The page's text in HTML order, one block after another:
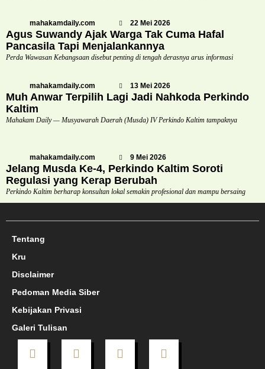
mahakamdaily.com 22 Mei 2026
Agus Suwandy Ajak Warga Tak Cuma Hafal
Pancasila Tapi Menjalankannya
Perda Wawasan Kebangsaan disebut penting di tengah derasnya arus informasi
mahakamdaily.com 13 Mei 2026
Muh Anwar Terpilih Lagi Jadi Nahkoda Perkindo
Kaltim
Mahakam Daily — Musyawarah Daerah (Musda) IV Perkindo Kaltim tampaknya
mahakamdaily.com 9 Mei 2026
Jelang Musda Ke-4, Perkindo Kaltim Soroti
Regulasi yang Kerap Berubah
Perkindo Kaltim berharap konsultan lokal semakin profesional dan mampu bersaing
Tentang
Kru
Disclaimer
Pedoman Media Siber
Kebijakan Privasi
Galeri Tulisan